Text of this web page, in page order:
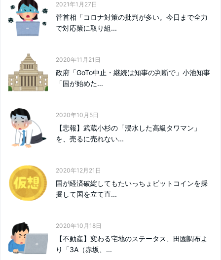
2021年1月27日
菅首相「コロナ対策の批判が多い。今日まで全力
で対応策に取り組...
2020年11月21日
政府「GoTo中止・継続は知事の判断で」小池知事
「国が始めた...
2020年10月5日
【悲報】武蔵小杉の「浸水した高級タワマン」
を、売るに売れない...
2020年12月21日
国が経済破綻してもたいっちょビットコインを採
掘して国を立て直...
2020年10月18日
【不動産】変わる宅地のステータス、田園調布よ
り「3A（赤坂、...